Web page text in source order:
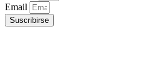
Email
Suscribirse